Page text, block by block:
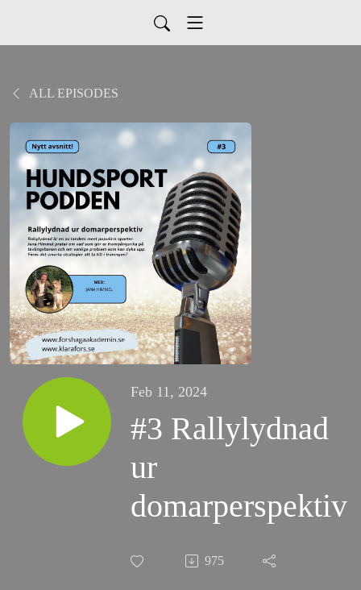
ALL EPISODES
Feb 11, 2024
#3 Rallylydnad
ur
domarperspektiv
975